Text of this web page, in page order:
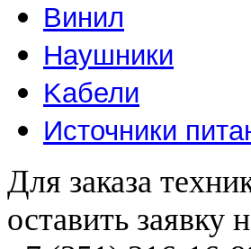
Винил
Наушники
Kабели
Источники
Для заказа
оставить заявку